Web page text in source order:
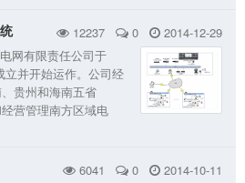
12237 0 2014-12-29
有限责任公司于
立并开始运作。公司经
贵州和海南五省
营管理南方区域电
6041 0 2014-10-11